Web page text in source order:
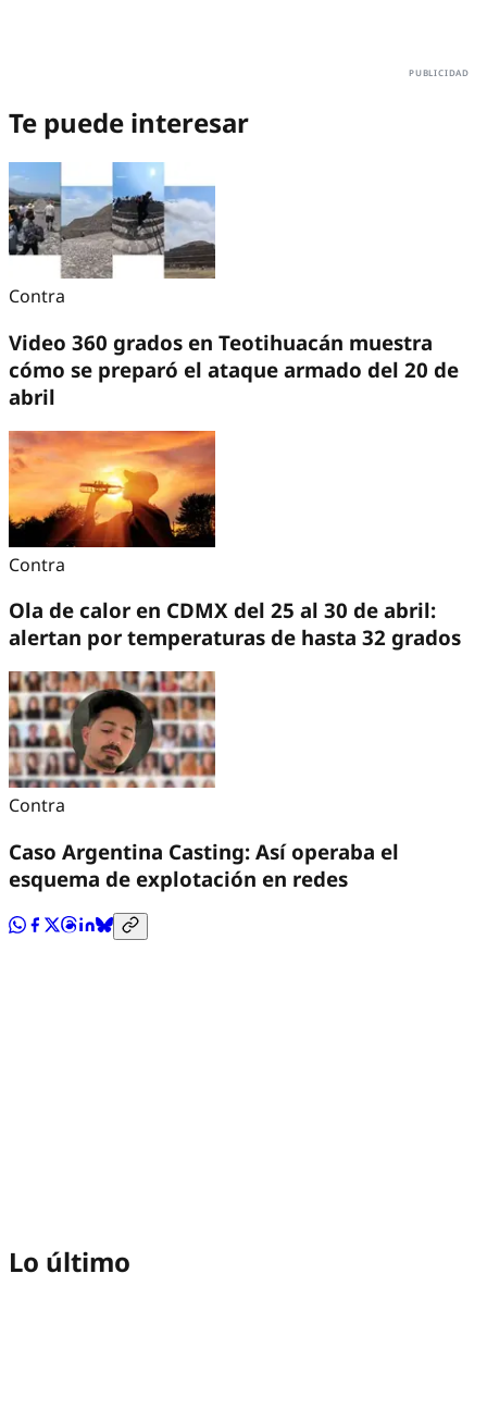
Te puede interesar
Contra
Video 360 grados en Teotihuacán muestra
cómo se preparó el ataque armado del 20 de
abril
Contra
Ola de calor en CDMX del 25 al 30 de abril:
alertan por temperaturas de hasta 32 grados
Contra
Caso Argentina Casting: Así operaba el
esquema de explotación en redes
Lo último